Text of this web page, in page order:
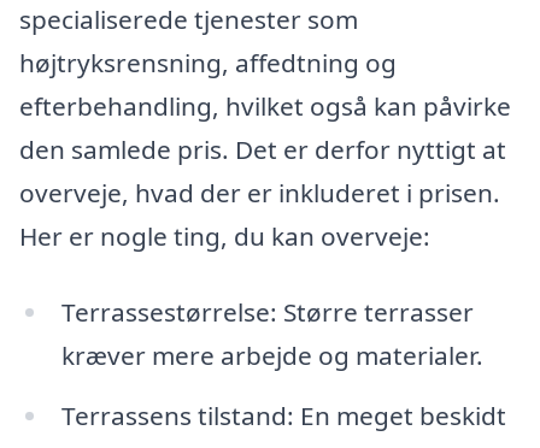
specialiserede tjenester som
højtryksrensning, affedtning og
efterbehandling, hvilket også kan påvirke
den samlede pris. Det er derfor nyttigt at
overveje, hvad der er inkluderet i prisen.
Her er nogle ting, du kan overveje:
Terrassestørrelse: Større terrasser
kræver mere arbejde og materialer.
Terrassens tilstand: En meget beskidt